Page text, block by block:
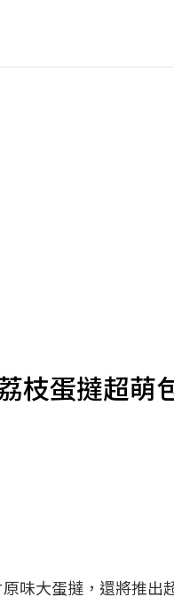
枝蛋撻超萌
原味大蛋撻，還將推出